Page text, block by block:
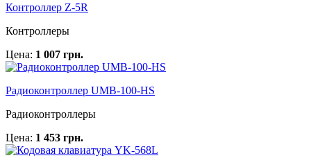
Контроллер Z-5R
Контроллеры
Цена: 1 007 грн.
Радиоконтроллер UMB-100-HS
Радиоконтроллеры
Цена: 1 453 грн.